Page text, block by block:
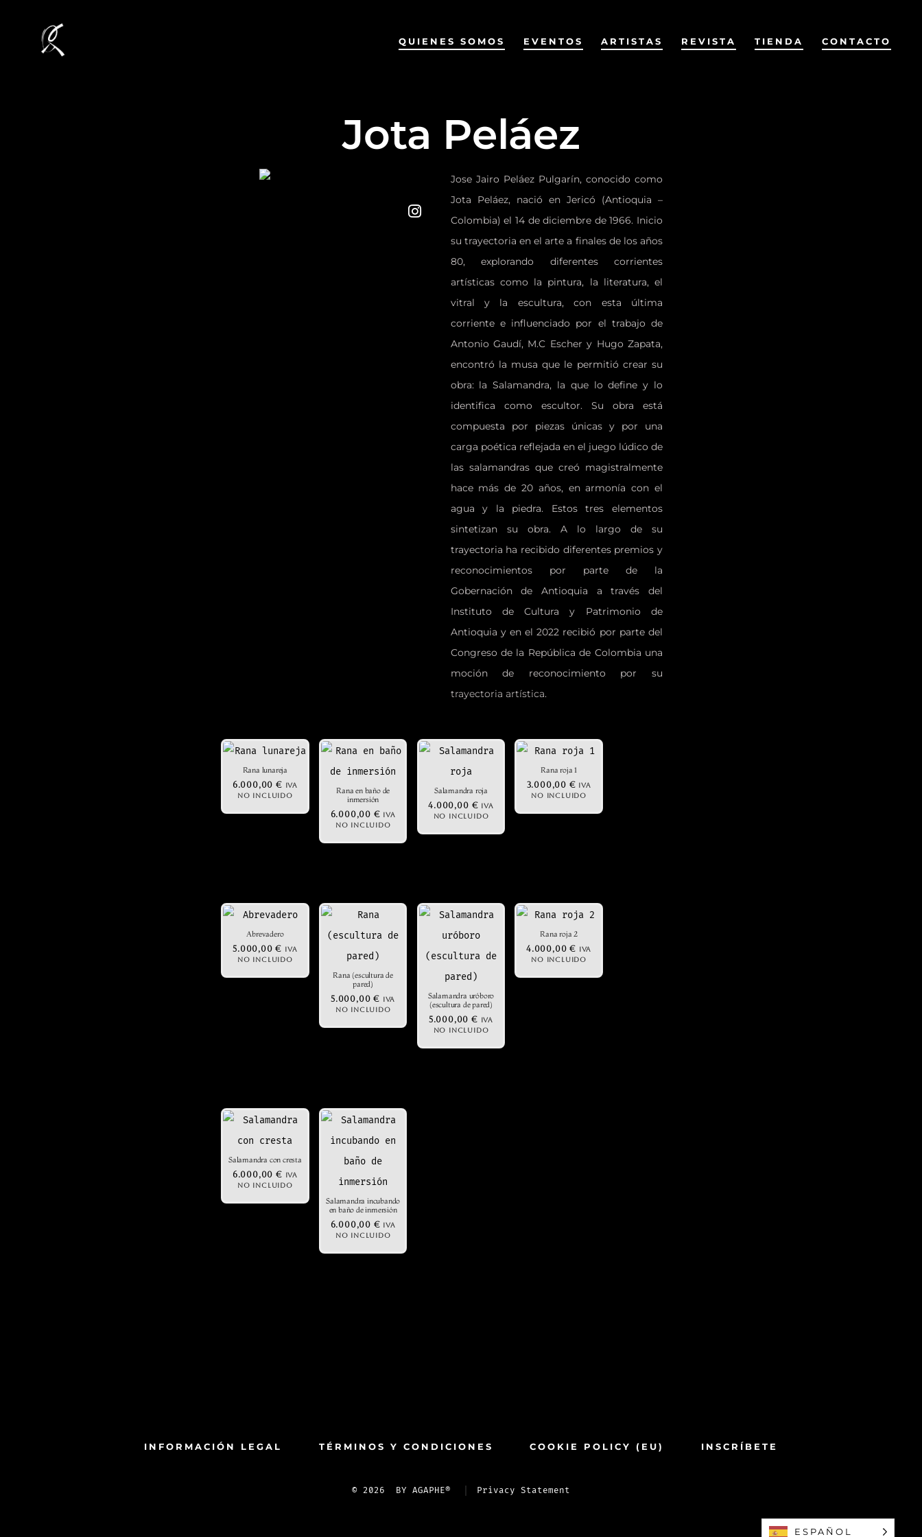
QUIENES SOMOS EVENTOS ARTISTAS REVISTA TIENDA CONTACTO
Jota Peláez
Jose Jairo Peláez Pulgarín, conocido como
Jota Peláez, nació en Jericó (Antioquia –
Colombia) el 14 de diciembre de 1966. Inicio
su trayectoria en el arte a finales de los años
80, explorando diferentes corrientes
artísticas como la pintura, la literatura, el
vitral y la escultura, con esta última
corriente e influenciado por el trabajo de
Antonio Gaudí, M.C Escher y Hugo Zapata,
encontró la musa que le permitió crear su
obra: la Salamandra, la que lo define y lo
identifica como escultor. Su obra está
compuesta por piezas únicas y por una
carga poética reflejada en el juego lúdico de
las salamandras que creó magistralmente
hace más de 20 años, en armonía con el
agua y la piedra. Estos tres elementos
sintetizan su obra. A lo largo de su
trayectoria ha recibido diferentes premios y
reconocimientos por parte de la
Gobernación de Antioquia a través del
Instituto de Cultura y Patrimonio de
Antioquia y en el 2022 recibió por parte del
Congreso de la República de Colombia una
moción de reconocimiento por su
trayectoria artística.
Rana lunareja
6.000,00 € IVA
NO INCLUIDO
Rana en baño de
inmersión
6.000,00 € IVA
NO INCLUIDO
Salamandra roja
4.000,00 € IVA
NO INCLUIDO
Rana roja 1
3.000,00 € IVA
NO INCLUIDO
Abrevadero
5.000,00€ IVA
NO INCLUIDO
Rana (escultura de
pared)
5.000,00€ IVA
NO INCLUIDO
Salamandra uróboro
(escultura de pared)
5.000,00 € IVA
NO INCLUIDO
Rana roja 2
4.000,00€ IVA
NO INCLUIDO
Salamandra con cresta
6.000,00 € IVA
NO INCLUIDO
Salamandra incubando
en baño de inmersión
6.000,00 € IVA
NO INCLUIDO
INFORMACIÓN LEGAL TÉRMINOS Y CONDICIONES COOKIE POLICY (EU) INSCRÍBETE​
© 2026 BY AGAPHE® Privacy Statement
ESPAÑOL